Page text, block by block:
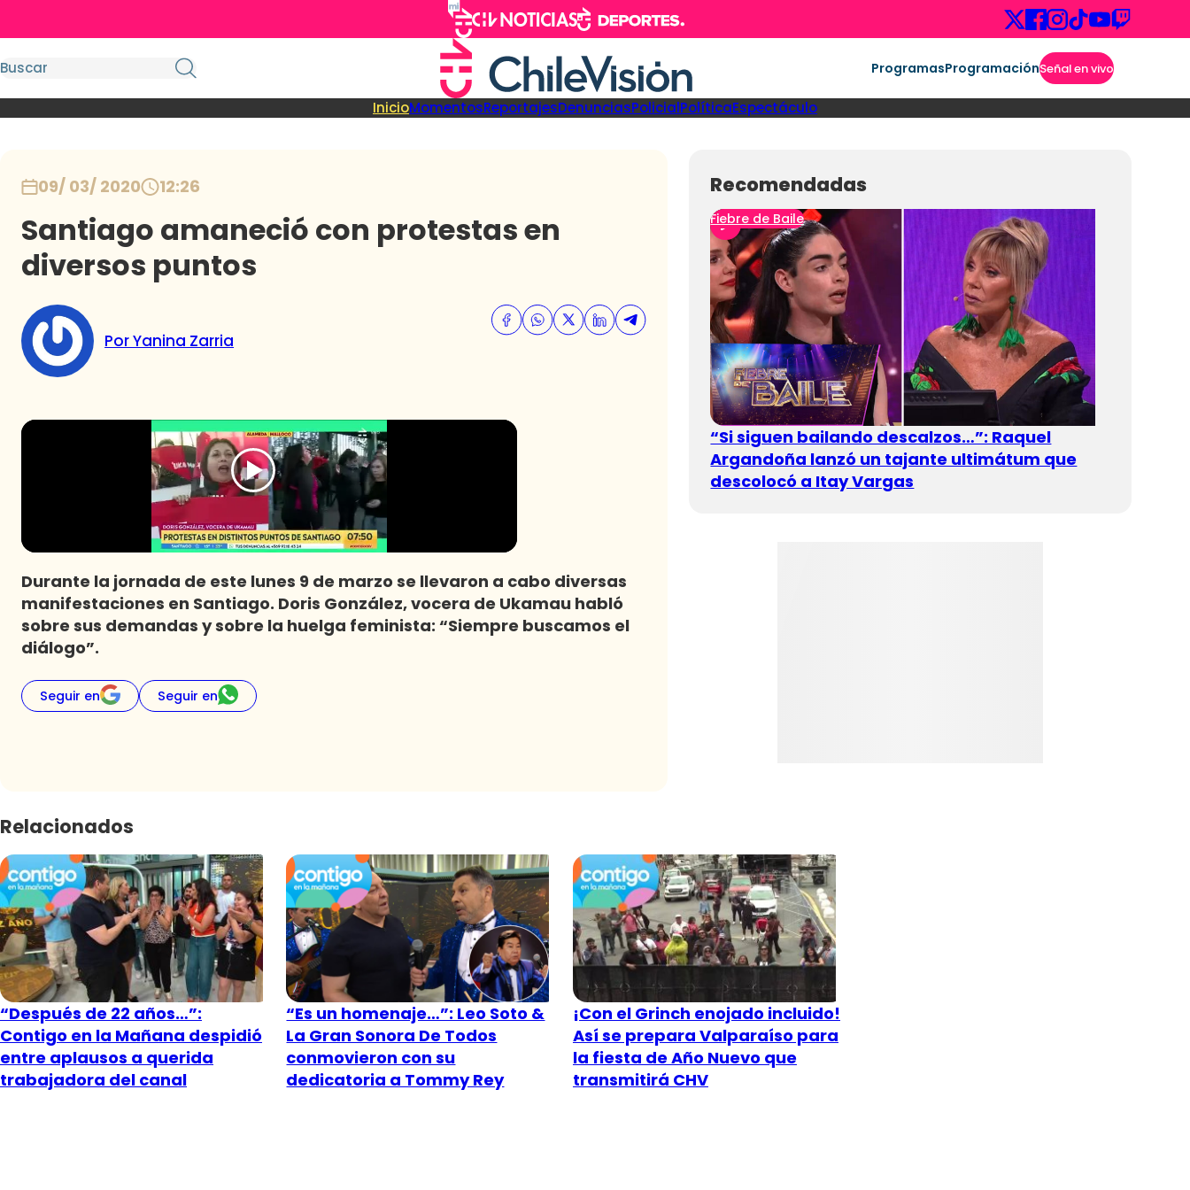
ProgramasProgramaciónSeñal en vivo
InicioMomentosReportajesDenunciasPolicialPolíticaEspectáculo
09/ 03/ 2020 12:26
Santiago amaneció con protestas en
diversos puntos
Por Yanina Zarria
Durante la jornada de este lunes 9 de marzo se llevaron a cabo diversas
manifestaciones en Santiago. Doris González, vocera de Ukamau habló
sobre sus demandas y sobre la huelga feminista: “Siempre buscamos el
diálogo”.
Seguir en Seguir en
Recomendadas
Fiebre de Baile
“Si siguen bailando descalzos…”: Raquel
Argandoña lanzó un tajante ultimátum que
descolocó a Itay Vargas
Relacionados
“Después de 22 años…”:
Contigo en la Mañana despidió
entre aplausos a querida
trabajadora del canal
“Es un homenaje…”: Leo Soto &
La Gran Sonora De Todos
conmovieron con su
dedicatoria a Tommy Rey
¡Con el Grinch enojado incluido!
Así se prepara Valparaíso para
la fiesta de Año Nuevo que
transmitirá CHV